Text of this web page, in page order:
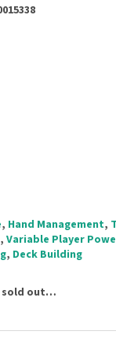
, Hand Management,
, Variable Player
, Deck Building
sold out…